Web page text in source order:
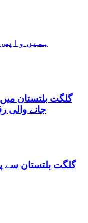
ہمیں
گلگت بلتستان
جانے والی
گلگت بلتستان سے